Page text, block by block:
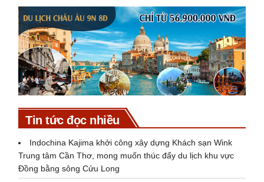
Tin tức đọc nhiều
Indochina Kajima khởi công xây dựng Khách sạn Wink
Trung tâm Cần Thơ, mong muốn thúc đẩy du lịch khu vực
Đồng bằng sông Cửu Long